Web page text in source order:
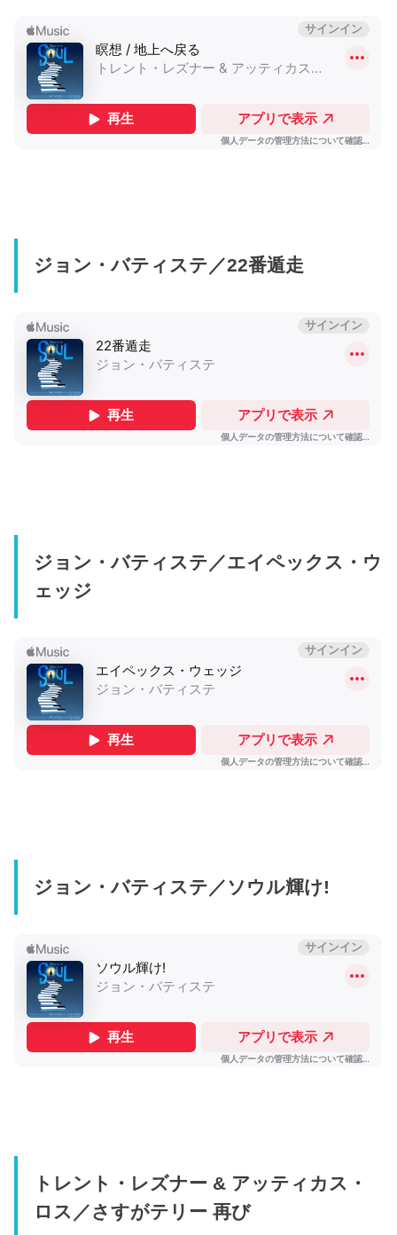
ジョン・バティステ／22番遁走
ジョン・バティステ／エイペックス・ウ
ェッジ
ジョン・バティステ／ソウル輝け!
トレント・レズナー & アッティカス・
ロス／さすがテリー 再び